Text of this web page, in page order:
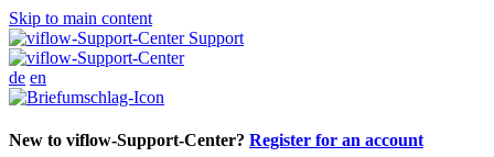
Skip to main content
Support
de en
New to viflow-Support-Center? Register for an account